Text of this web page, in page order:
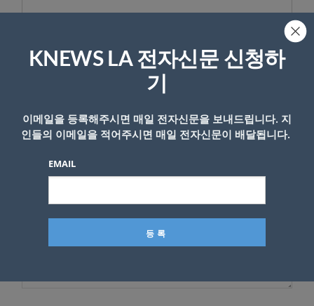
답글 남기기
이메일 주소는 공개되지 않습니다.
댓글*
KNEWS LA 전자신문 신청하
기
이메일을 등록해주시면 매일 전자신문을 보내드립니다. 지
인들의 이메일을 적어주시면 매일 전자신문이 배달됩니다.
EMAIL